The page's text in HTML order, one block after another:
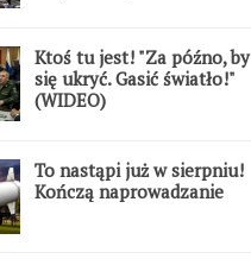
Ktoś tu jest! "Za późno, by
się ukryć. Gasić światło!"
(WIDEO)
To nastąpi już w sierpniu!
Kończą naprowadzanie